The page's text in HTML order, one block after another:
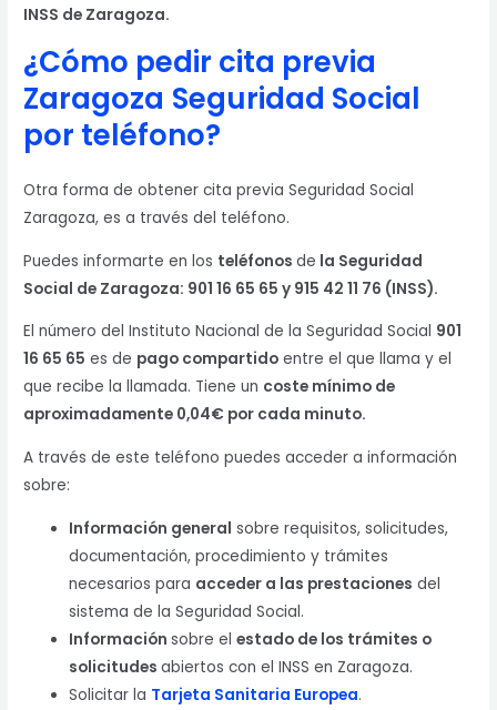
INSS de Zaragoza.
¿Cómo pedir cita previa
Zaragoza Seguridad Social
por teléfono?
Otra forma de obtener cita previa Seguridad Social
Zaragoza, es a través del teléfono.
Puedes informarte en los teléfonosde la Seguridad
Social de Zaragoza: 901 16 65 65 y 915 42 11 76 (INSS).
El número del Instituto Nacional de la Seguridad Social 901
16 65 65 es de pago compartido entre el que llama y el
que recibe la llamada. Tiene un coste mínimo de
aproximadamente 0,04€ por cada minuto.
A través de este teléfono puedes acceder a información
sobre:
Información general sobre requisitos, solicitudes,
documentación, procedimiento y trámites
necesarios para acceder a las prestaciones del
sistema de la Seguridad Social.
Informaciónsobre elestado de los trámites o
solicitudesabiertos con el INSS en Zaragoza.
Solicitar la Tarjeta Sanitaria Europea.